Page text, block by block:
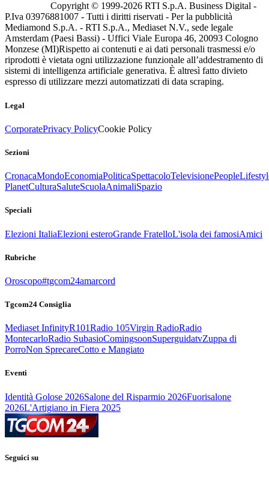
Copyright © 1999-2026 RTI S.p.A. Business Digital -
P.Iva 03976881007 - Tutti i diritti riservati - Per la pubblicità
Mediamond S.p.A. - RTI S.p.A., Mediaset N.V., sede legale
Amsterdam (Paesi Bassi) - Uffici Viale Europa 46, 20093 Cologno
Monzese (MI)Rispetto ai contenuti e ai dati personali trasmessi e/o
riprodotti è vietata ogni utilizzazione funzionale all’addestramento di
sistemi di intelligenza artificiale generativa. È altresì fatto divieto
espresso di utilizzare mezzi automatizzati di data scraping.
Legal
CorporatePrivacy PolicyCookie Policy
Sezioni
CronacaMondoEconomiaPoliticaSpettacoloTelevisionePeople
PlanetCulturaSaluteScuolaAnimaliSpazio
Speciali
Elezioni ItaliaElezioni esteroGrande FratelloL'isola dei famosiAmici
Rubriche
Oroscopo#tgcom24amarcord
Tgcom24 Consiglia
Mediaset InfinityR101Radio 105Virgin RadioRadio
MontecarloRadio SubasioComingsoonSuperguidatvZuppa di
PorroNon SprecareCotto e Mangiato
Eventi
Identità Golose 2026Salone del Risparmio 2026Fuorisalone
2026L'Artigiano in Fiera 2025
Seguici su